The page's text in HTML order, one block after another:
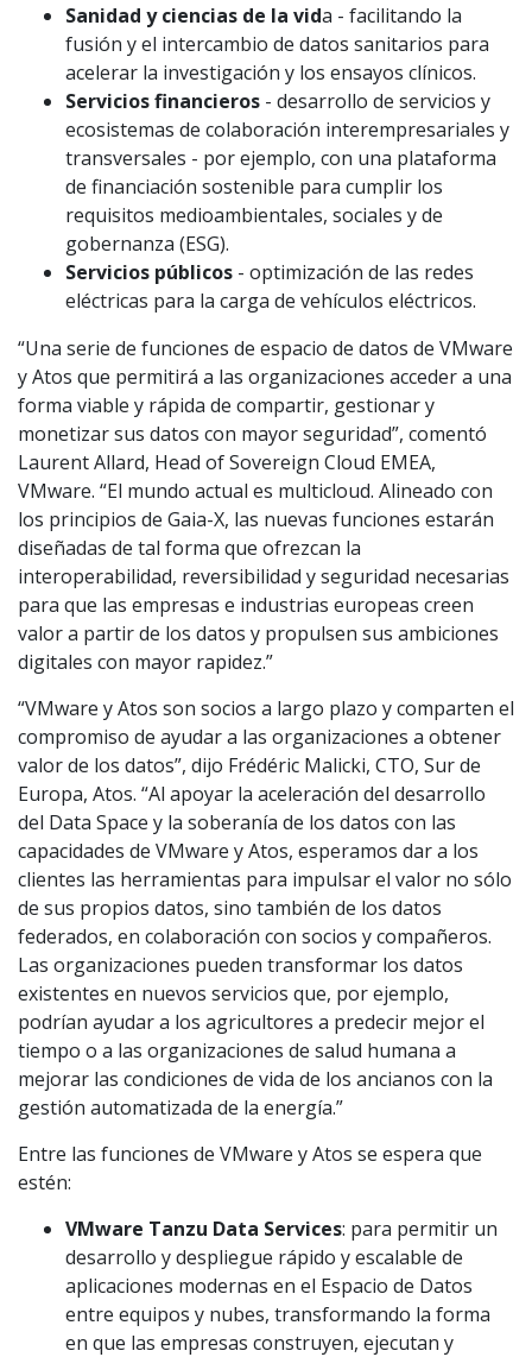
Sanidad y ciencias de la vida - facilitando la
fusión y el intercambio de datos sanitarios para
acelerar la investigación y los ensayos clínicos.
Servicios financieros - desarrollo de servicios y
ecosistemas de colaboración interempresariales y
transversales - por ejemplo, con una plataforma
de financiación sostenible para cumplir los
requisitos medioambientales, sociales y de
gobernanza (ESG).
Servicios públicos - optimización de las redes
eléctricas para la carga de vehículos eléctricos.
“Una serie de funciones de espacio de datos de VMware
y Atos que permitirá a las organizaciones acceder a una
forma viable y rápida de compartir, gestionar y
monetizar sus datos con mayor seguridad”, comentó
Laurent Allard, Head of Sovereign Cloud EMEA,
VMware. “El mundo actual es multicloud. Alineado con
los principios de Gaia-X, las nuevas funciones estarán
diseñadas de tal forma que ofrezcan la
interoperabilidad, reversibilidad y seguridad necesarias
para que las empresas e industrias europeas creen
valor a partir de los datos y propulsen sus ambiciones
digitales con mayor rapidez.”
“VMware y Atos son socios a largo plazo y comparten el
compromiso de ayudar a las organizaciones a obtener
valor de los datos”, dijo Frédéric Malicki, CTO, Sur de
Europa, Atos. “Al apoyar la aceleración del desarrollo
del Data Space y la soberanía de los datos con las
capacidades de VMware y Atos, esperamos dar a los
clientes las herramientas para impulsar el valor no sólo
de sus propios datos, sino también de los datos
federados, en colaboración con socios y compañeros.
Las organizaciones pueden transformar los datos
existentes en nuevos servicios que, por ejemplo,
podrían ayudar a los agricultores a predecir mejor el
tiempo o a las organizaciones de salud humana a
mejorar las condiciones de vida de los ancianos con la
gestión automatizada de la energía.”
Entre las funciones de VMware y Atos se espera que
estén:
VMware Tanzu Data Services: para permitir un
desarrollo y despliegue rápido y escalable de
aplicaciones modernas en el Espacio de Datos
entre equipos y nubes, transformando la forma
en que las empresas construyen, ejecutan y